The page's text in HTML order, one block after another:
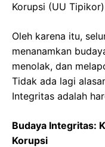
Korupsi (UU
Oleh karena itu,
menanamkan
menolak, dan
Tidak ada lagi
Integritas adalah
Budaya Integritas:
Korupsi